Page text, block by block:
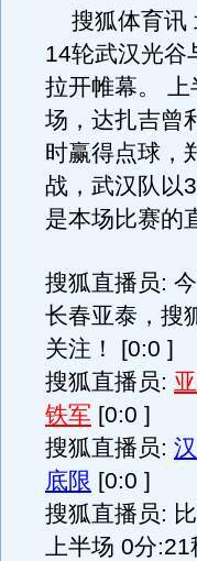
搜狐体育讯
14轮武汉光谷
拉开帷幕。
场，达扎吉曾
时赢得点球，
战，武汉队以
是本场比赛的
搜狐直播员:
长春亚泰，搜
关注！ [0:0 ]
搜狐直播员:
铁军 [0:0 ]
搜狐直播员:
底限 [0:0 ]
搜狐直播员:
上半场 0分:21